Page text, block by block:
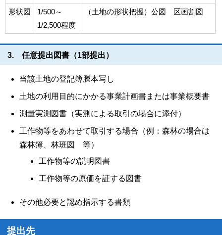
形状図
1/500～
1/2,500程度
（土地の形状把握）公図 区画割図
3. 任意提出図書（1部提出）
当該土地の登記簿謄本写し
土地の利用目的にかかる事業計画書または事業概要書
測量実測図書（実測による取引の場合に添付）
工作物等をあわせて取引する場合（例：森林の場合は
森林簿、林班図 等）
工作物等の説明図書
工作物等の原価を証する図書
その他必要と認め指示する書類
提出先